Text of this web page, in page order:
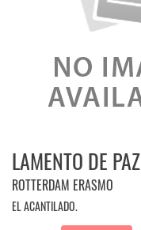
LAMENTO DE PAZ
ROTTERDAM ERASMO
EL ACANTILADO.